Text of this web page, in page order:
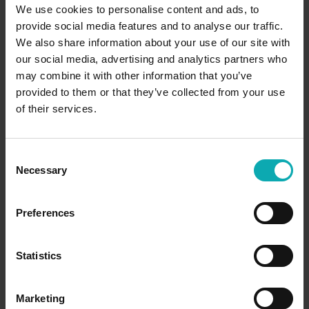
We use cookies to personalise content and ads, to
provide social media features and to analyse our traffic.
We also share information about your use of our site with
our social media, advertising and analytics partners who
may combine it with other information that you’ve
provided to them or that they’ve collected from your use
of their services.
Necessary
Preferences
Statistics
Marketing
Langlebige Materialien wie Aluminium und
Sicherheitsglas
Individuelle Anpassung an Ihren Außenbereich